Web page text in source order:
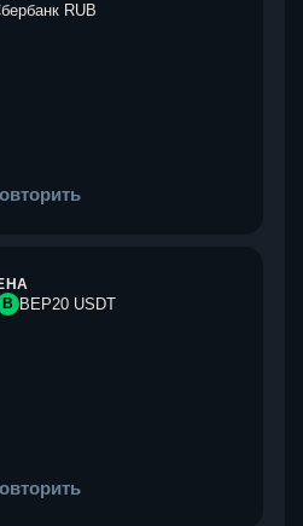
RUB
B BEP20 USDT